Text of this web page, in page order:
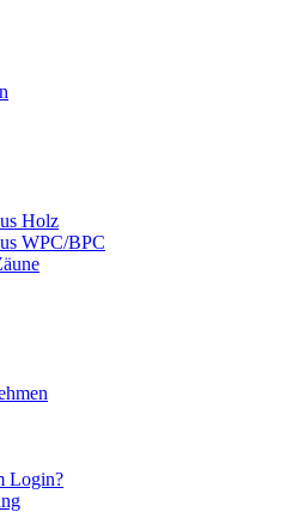
Holz
WPC/BPC
Login?